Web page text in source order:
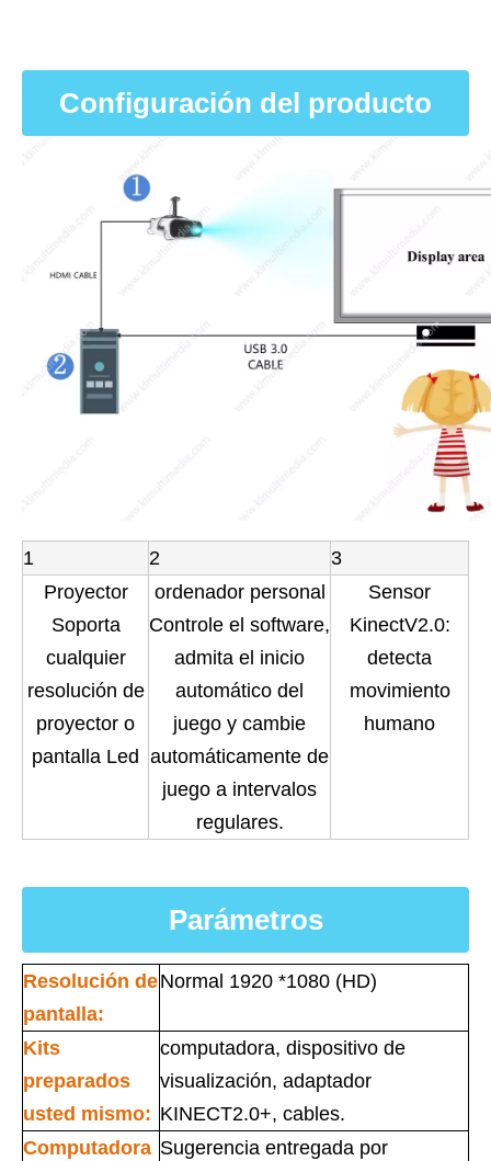
Configuración del producto
1 2
3
Proyector
Soporta
cualquier
resolución de
proyector o
pantalla Led
ordenador personal
Controle el software,
admita el inicio
automático del
juego y cambie
automáticamente de
juego a intervalos
regulares.
Sensor
KinectV2.0:
detecta
movimiento
humano
Parámetros
Resolución de
pantalla:
Normal 1920 *1080 (HD)
Kits
preparados
usted mismo:
computadora, dispositivo de
visualización, adaptador
KINECT2.0+, cables.
Computadora Sugerencia entregada por